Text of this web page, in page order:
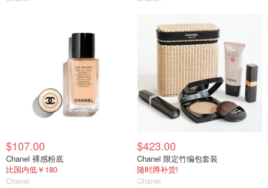
$107.00
Chanel 裸感粉底
比国内低￥180
Chanel
$423.00
Chanel 限定竹编包套装
随时蹲补货!
Chanel